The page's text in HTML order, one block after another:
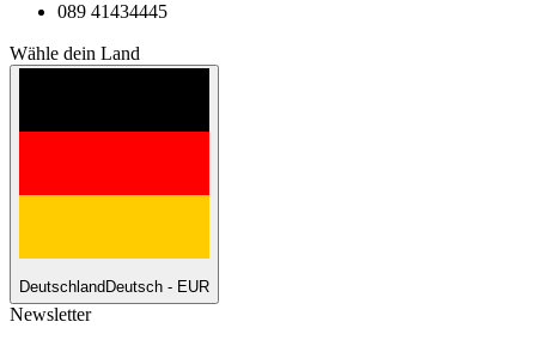
089 41434445
Wähle dein Land
Deutschland Deutsch - EUR
Newsletter